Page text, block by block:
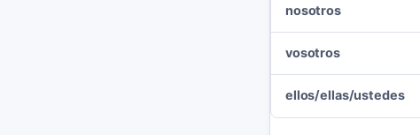
nosotros
vosotros
ellos/ellas/ustedes